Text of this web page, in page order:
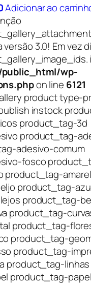
Adicionar ao
versão 3.0! Em vez
wp-
on line 6121
product type-
instock
product_tag-3d
product_tag-
adesivo-comum
fosco
product_tag-
product_tag-
product_tag-
product_tag-
product_tag-
product_tag-
product_tag-
product_tag-linhas
product_tag-